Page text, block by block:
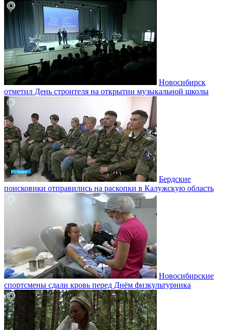
Новосибирск
отметил День строителя на открытии музыкальной школы
Бердские
поисковики отправились на раскопки в Калужскую область
Новосибирские
спортсмены сдали кровь перед Днём физкультурника